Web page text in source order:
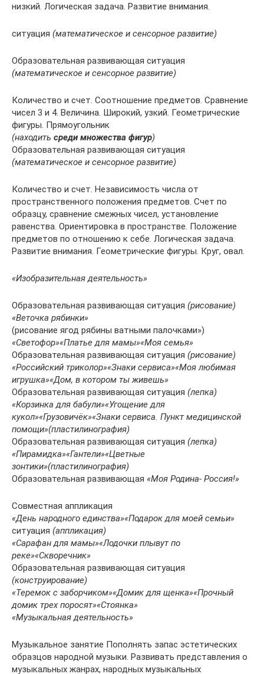
низкий. Логическая задача. Развитие внимания.
ситуация (математическое и cенсорное развитие)
Образовательная развивающая ситуация
(математическое и cенсорное развитие)
Количество и счет. Соотношение предметов. Сравнение
чисел 3 и 4. Величина. Широкий, узкий. Геометрические
фигуры. Прямоугольник
(находить среди множества фигур)
Образовательная развивающая ситуация
(математическое и cенсорное развитие)
Количество и счет. Независимость числа от
пространственного положения предметов. Счет по
образцу, сравнение смежных чисел, установление
равенства. Ориентировка в пространстве. Положение
предметов по отношению к себе. Логическая задача.
Развитие внимания. Геометрические фигуры. Круг, овал.
«Изобразительная деятельность»
Образовательная развивающая ситуация (рисование)
«Веточка рябинки»
(рисование ягод рябины ватными палочками»)
«Светофор»«Платье для мамы»«Моя семья»
Образовательная развивающая ситуация (рисование)
«Российский триколор»«Знаки сервиса»«Моя любимая
игрушка»«Дом, в котором ты живешь»
Образовательная развивающая ситуация (лепка)
«Корзинка для бабули»«Угощение для
кукол»«Грузовичёк»«Знаки сервиса. Пункт медицинской
помощи»(пластилинография)
Образовательная развивающая ситуация (лепка)
«Пирамидка»«Гантели»«Цветные
зонтики»(пластилинография)
Образовательная развивающая «Моя Родина- Россия!»
Совместная аппликация
«День народного единства»«Подарок для моей семьи»
ситуация (аппликация)
«Сарафан для мамы»«Лодочки плывут по
реке»«Скворечник»
Образовательная развивающая ситуация
(конструирование)
«Теремок с заборчиком»«Домик для щенка»«Прочный
домик трех поросят»«Стоянка»
«Музыкальная деятельность»
Музыкальное занятие Пополнять запас эстетических
образцов народной музыки. Развивать представления о
музыкальных жанрах, народных музыкальных